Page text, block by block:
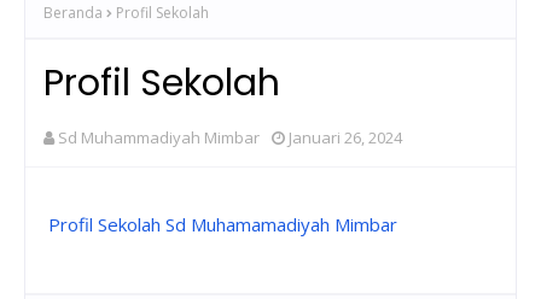
Beranda Profil Sekolah
Profil Sekolah
Sd Muhammadiyah Mimbar Januari 26, 2024
Profil Sekolah Sd Muhamamadiyah Mimbar